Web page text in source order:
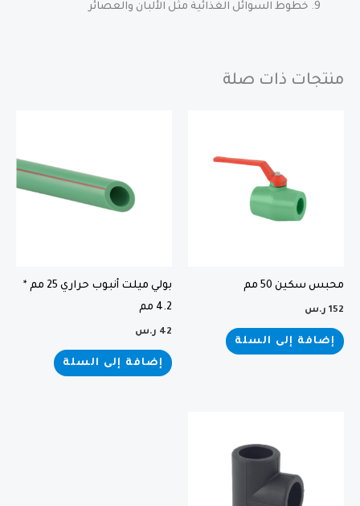
خطوط السوائل الغذائية مثل الألبان والعصائر
منتجات ذات صلة
محبس سكين 50 مم
152 ر.س
إضافة إلى السلة
بولي ميلت أنبوب حراري 25 مم *
4.2 مم
42 ر.س
إضافة إلى السلة